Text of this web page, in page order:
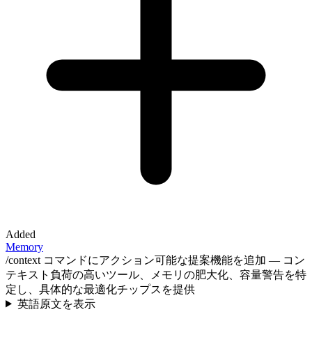
Added
Memory
/context コマンドにアクション可能な提案機能を追加 — コン
テキスト負荷の高いツール、メモリの肥大化、容量警告を特
定し、具体的な最適化チップスを提供
英語原文を表示